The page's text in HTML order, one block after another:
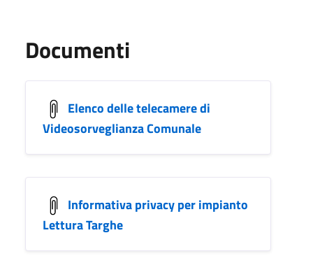
Documenti
Elenco delle telecamere di
Videosorveglianza Comunale
Informativa privacy per impianto
Lettura Targhe